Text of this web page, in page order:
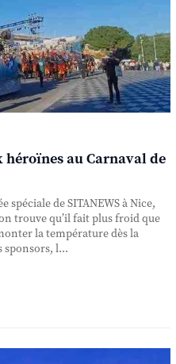
héroïnes au Carnaval de
spéciale de SITANEWS à Nice,
trouve qu’il fait plus froid que
la température dès la
sponsors, l...